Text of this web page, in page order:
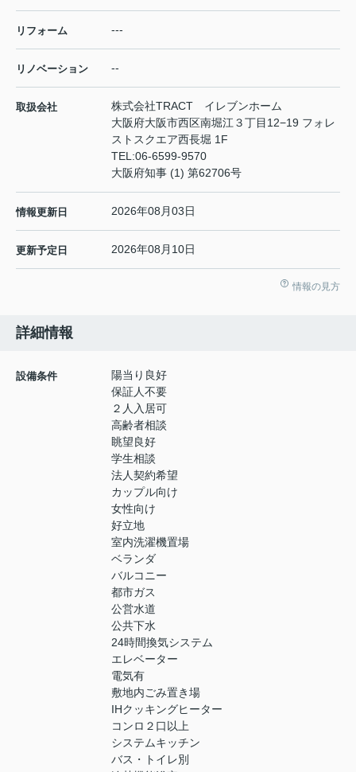
リフォーム ---
リノベーション --
取扱会社
株式会社TRACT イレブンホーム
大阪府大阪市西区南堀江３丁目12−19 フォレ
ストスクエア西長堀 1F
TEL:06-6599-9570
大阪府知事 (1) 第62706号
情報更新日 2026年08月03日
更新予定日 2026年08月10日
情報の見方
詳細情報
設備条件
陽当り良好
保証人不要
２人入居可
高齢者相談
眺望良好
学生相談
法人契約希望
カップル向け
女性向け
好立地
室内洗濯機置場
ベランダ
バルコニー
都市ガス
公営水道
公共下水
24時間換気システム
エレベーター
電気有
敷地内ごみ置き場
IHクッキングヒーター
コンロ２口以上
システムキッチン
バス・トイレ別